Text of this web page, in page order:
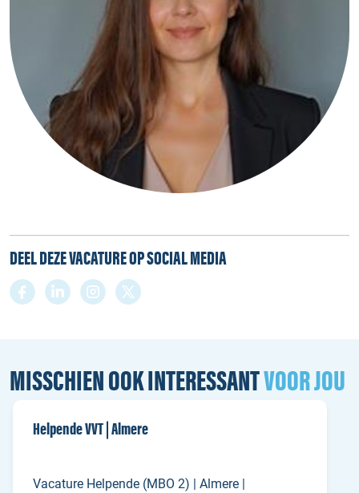
DEEL DEZE VACATURE OP SOCIAL MEDIA
MISSCHIEN OOK INTERESSANTVOOR JOU
Helpende VVT | Almere
Vacature Helpende (MBO 2) | Almere |